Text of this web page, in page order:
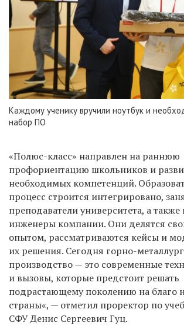
Каждому ученику вручили ноутбук и
набор ПО
«Полюс-класс» направлен на раннюю
профориентацию школьников и
необходимых компетенций.
процесс строится интегрировано,
преподаватели университета, а
инженеры компании. Они делятся
опытом, рассматриваются кейсы и
их решения. Сегодня горно-
производство — это современные
и вызовы, которые предстоит решать
подрастающему поколению на благо
страны«, — отметил проректор по
СФУ Денис Сергеевич Гуц.